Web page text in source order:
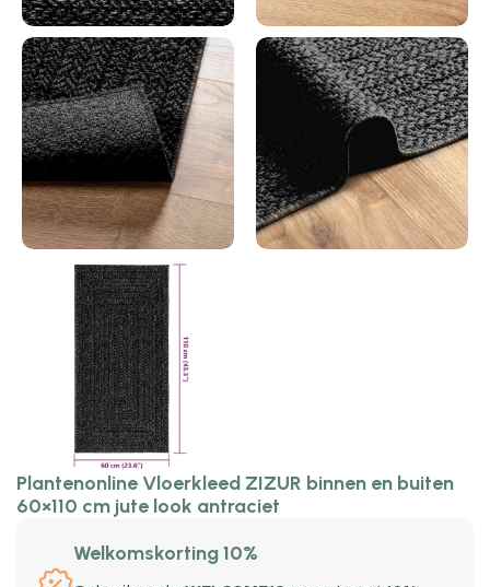
Plantenonline Vloerkleed ZIZUR binnen en buiten
60×110 cm jute look antraciet
Welkomskorting 10%